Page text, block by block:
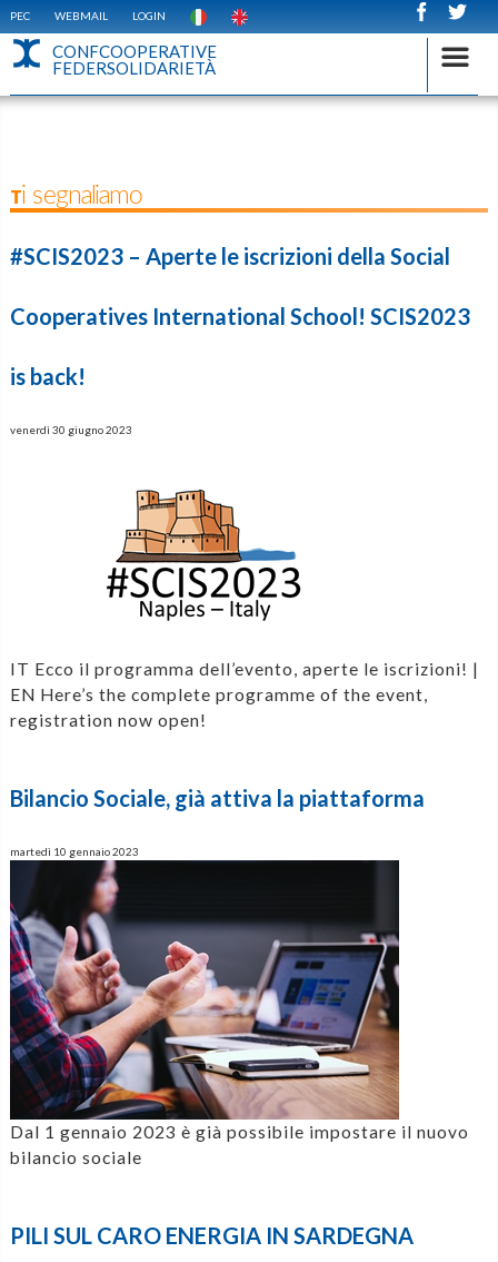
PEC WEBMAIL LOGIN
CONFCOOPERATIVE
FEDERSOLIDARIETÀ
Ti segnaliamo
#SCIS2023 – Aperte le iscrizioni della Social
Cooperatives International School! SCIS2023
is back!
venerdì 30 giugno 2023
IT Ecco il programma dell’evento, aperte le iscrizioni! |
EN Here’s the complete programme of the event,
registration now open!
Bilancio Sociale, già attiva la piattaforma
martedì 10 gennaio 2023
Dal 1 gennaio 2023 è già possibile impostare il nuovo
bilancio sociale
PILI SUL CARO ENERGIA IN SARDEGNA